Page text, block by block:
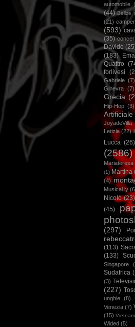
automobile
(44) Belize
(21) camper
(593)
(35)
Davide
(183)
Quattro
forlivesi
Gabriele (7)
Ginevra (7)
Grecia
Hip-Hop (3)
Artificiale
JoyadeVilla
Letizia (22)
Lucca (26)
(2586)
Mariateresa
(1) Martina
(4)
Musical.ly
Nicolò (23)
(45)
(297)
(113)
(133)
Singapore
Sudafrica
(3)
(227)
unghie (8)
Venezia (7)
(15) Vietnam
Wided (5)